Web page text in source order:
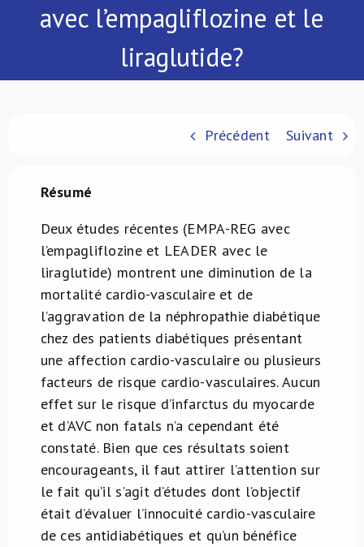
Contact
avec l’empagliflozine et le
liraglutide?
Précédent Suivant
Résumé
Deux études récentes (EMPA-REG avec
l’empagliflozineet LEADER avec le
liraglutide) montrent une diminution de la
mortalité cardio-vasculaireet de
l’aggravation de la néphropathie diabétique
chez des patients diabétiques présentant
une affection cardio-vasculaire ou plusieurs
facteurs de risque cardio-vasculaires. Aucun
effet sur le risque d’infarctus du myocarde
et d’AVC non fatals n’a cependant été
constaté. Bien que ces résultats soient
encourageants, il faut attirer l’attention sur
le fait qu’il s’agit d’études dont l’objectif
était d’évaluer l’innocuité cardio-vasculaire
de ces antidiabétiques et qu’un bénéfice